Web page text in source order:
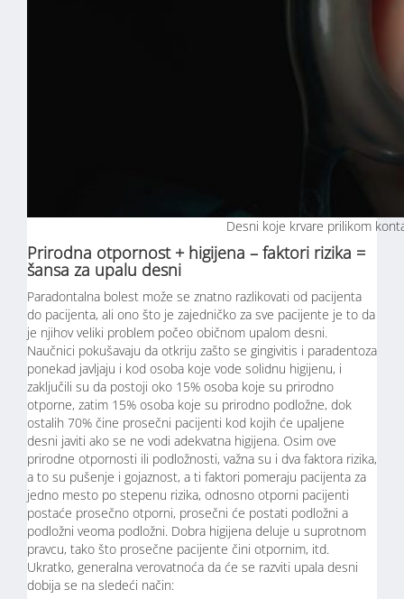
Desni koje krvare prilikom
Prirodna otpornost + higijena – faktori rizika =
šansa za upalu desni
Paradontalna bolest može se znatno razlikovati od pacijenta
do pacijenta, ali ono što je zajedničko za sve pacijente je to da
je njihov veliki problem počeo običnom upalom desni.
Naučnici pokušavaju da otkriju zašto se gingivitis i paradentoza
ponekad javljaju i kod osoba koje vode solidnu higijenu, i
zaključili su da postoji oko 15% osoba koje su prirodno
otporne, zatim 15% osoba koje su prirodno podložne, dok
ostalih 70% čine prosečni pacijenti kod kojih će upaljene
desni javiti ako se ne vodi adekvatna higijena. Osim ove
prirodne otpornosti ili podložnosti, važna su i dva faktora rizika,
a to su pušenje i gojaznost, a ti faktori pomeraju pacijenta za
jedno mesto po stepenu rizika, odnosno otporni pacijenti
postaće prosečno otporni, prosečni će postati podložni a
podložni veoma podložni. Dobra higijena deluje u suprotnom
pravcu, tako što prosečne pacijente čini otpornim, itd.
Ukratko, generalna verovatnoća da će se razviti upala desni
dobija se na sledeći način: